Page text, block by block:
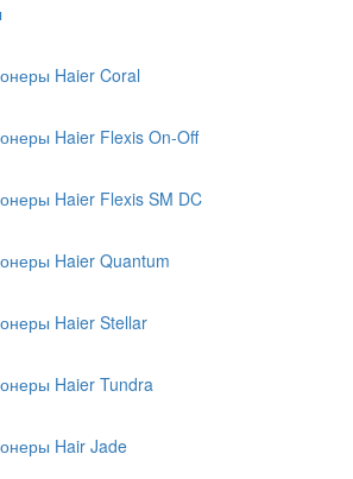
Haier Coral
Haier Flexis On-Off
Haier Flexis SM DC
Haier Quantum
Haier Stellar
Haier Tundra
Hair Jade